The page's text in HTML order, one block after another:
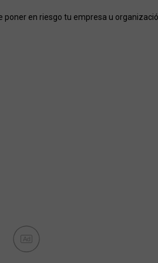
poner en riesgo tu empresa u
Ad